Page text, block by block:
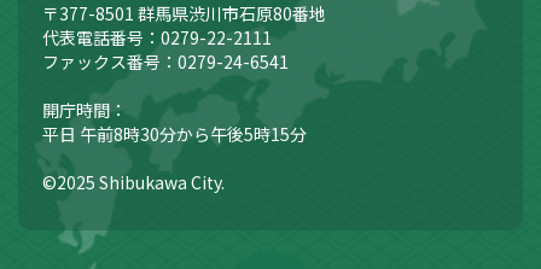
〒377-8501 群馬県渋川市石原80番地
代表電話番号：0279-22-2111
ファックス番号：0279-24-6541
開庁時間：
平日 午前8時30分から午後5時15分
©2025 Shibukawa City.